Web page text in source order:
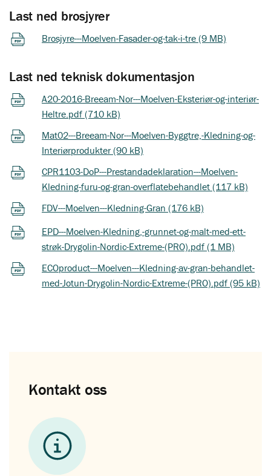
Last ned brosjyrer
Brosjyre---Moelven-Fasader-og-tak-i-tre (9 MB)
Last ned teknisk dokumentasjon
A20-2016-Breeam-Nor---Moelven-Eksteriør-og-interiør-
Heltre.pdf (710 kB)
Mat02---Breeam-Nor---Moelven-Byggtre,-Kledning-og-
Interiørprodukter (90 kB)
CPR1103-DoP---Prestandadeklaration---Moelven-
Kledning-furu-og-gran-overflatebehandlet (117 kB)
FDV---Moelven---Kledning-Gran (176 kB)
EPD---Moelven-Kledning,-grunnet-og-malt-med-ett-
strøk-Drygolin-Nordic-Extreme-(PRO).pdf (1 MB)
ECOproduct---Moelven---Kledning-av-gran-behandlet-
med-Jotun-Drygolin-Nordic-Extreme-(PRO).pdf (95 kB)
Kontakt oss